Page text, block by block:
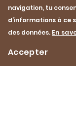
navigation, tu
d’informations à ce
des données. En
Accepter